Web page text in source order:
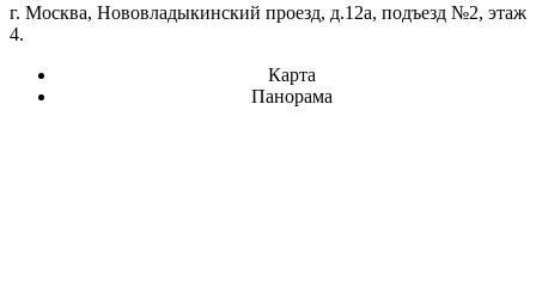
г. Москва, Нововладыкинский проезд, д.12а, подъезд №2, этаж
4.
Карта
Панорама